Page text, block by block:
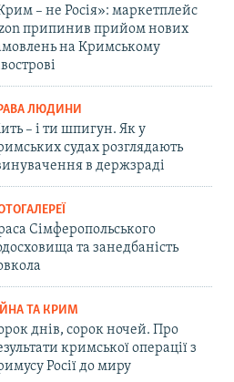
– не Росія»: маркетплейс
припинив прийом нових
на Кримському
ЛЮДИНИ
– і ти шпигун. Як у
судах розглядають
в держзраді
Сімферопольського
та занедбаність
ТА КРИМ
днів, сорок ночей. Про
кримської операції з
Росії до миру